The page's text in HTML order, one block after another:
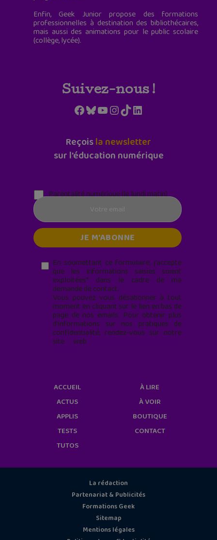
Enfin, Geek Junior propose des formations
professionnelles à destination des bibliothécaires,
mais aussi des animations pour le public scolaire
(collège, lycée).
Suivez-nous !
Facebook
Bluesky
YouTube
Instagram
TikTokLinkedIn
Reçoisla newsletter
sur l'éducation numérique
Parentalité numérique (le lundi matin)
En soumettant ce formulaire, j’accepte
que les informations saisies soient
exploitées* dans le cadre de ma
demande de contact.
Vous pouvez vous désabonner à tout
moment en cliquant sur le lien en bas de
page de nos emails. Pour obtenir plus
d'informations sur nos pratiques de
confidentialité, rendez-vous sur notre
site web
ACCUEIL
ACTUS
APPLIS
TESTS
TUTOS
À LIRE
À VOIR
BOUTIQUE
CONTACT
La rédaction
Partenariat & Publicités
Formations Geek
Sitemap
Mentions légales